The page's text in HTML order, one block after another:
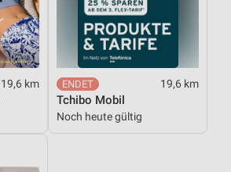
19,6 km 19,6 km
Tchibo Mobil
Noch heute gültig